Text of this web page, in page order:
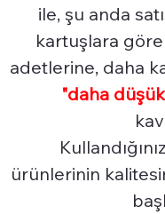
ile, şu anda
kartuşlara
adetlerine, daha
"daha
ürünlerinin